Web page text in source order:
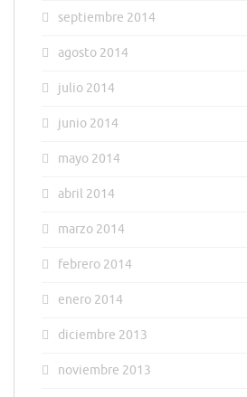
septiembre 2014
agosto 2014
julio 2014
junio 2014
mayo 2014
abril 2014
marzo 2014
febrero 2014
enero 2014
diciembre 2013
noviembre 2013